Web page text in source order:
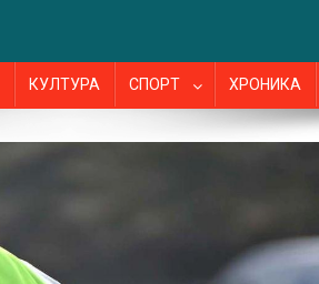
КУЛТУРА СПОРТ ХРОНИКА